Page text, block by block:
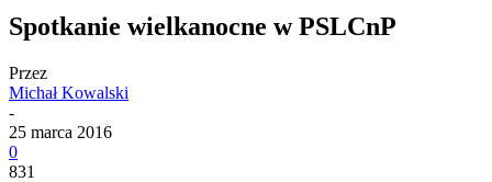
Spotkanie wielkanocne w PSLCnP
Przez
Michał Kowalski
-
25 marca 2016
0
831